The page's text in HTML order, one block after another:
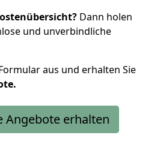
Dann holen
und unverbindliche
aus und erhalten Sie
Angebote erhalten